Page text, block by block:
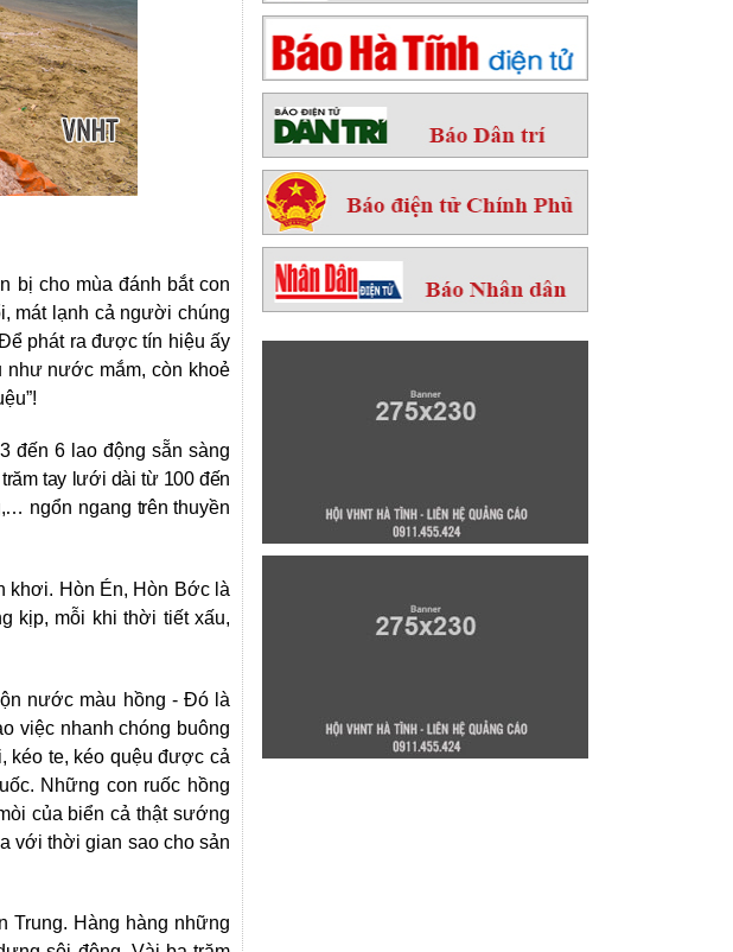
bị cho mùa đánh bắt con
mát lạnh cả người chúng
phát ra được tín hiệu ấy
như nước mắm, còn khoẻ
đến 6 lao động sẵn sàng
tay lưới dài từ 100 đến
ngổn ngang trênthuyền
khơi. Hòn Én, Hòn Bớc là
kịp, mỗi khi thời tiết xấu,
nước màu hồng - Đó là
việc nhanh chóng buông
kéo te, kéo quệu được cả
Những con ruốc hồng
của biển cả thật sướng
với thời gian sao cho sản
Trung. Hàng hàng những